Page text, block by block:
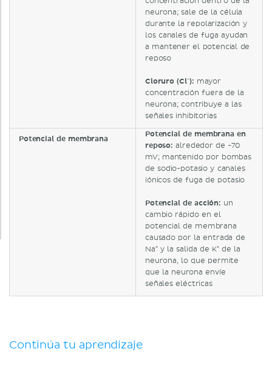
neurona; sale de la célula
durante la repolarización y
los canales de fuga ayudan
a mantener el potencial de
reposo
Cloruro (Cl⁻): mayor
concentración fuera de la
neurona; contribuye a las
señales inhibitorias
Potencial de membrana
Potencial de membrana en
reposo:alrededor de -70
mV; mantenido por bombas
de sodio-potasio y canales
iónicos de fuga de potasio
Potencial de acción: un
cambio rápido en el
potencial de membrana
causado por la entrada de
Na⁺ y la salida de K⁺ de la
neurona, lo que permite
que la neurona envíe
señales eléctricas
Continúa tu aprendizaje